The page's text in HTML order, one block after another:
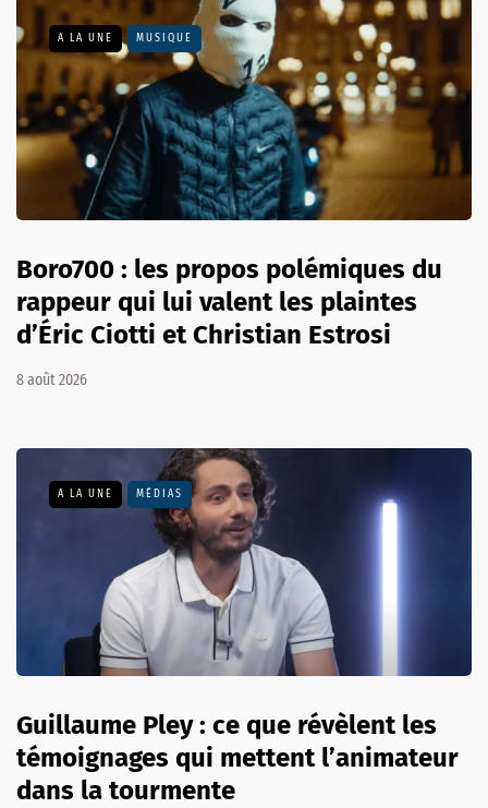
A LA UNE MUSIQUE
Boro700 : les propos polémiques du
rappeur qui lui valent les plaintes
d’Éric Ciotti et Christian Estrosi
8 août 2026
A LA UNE MÉDIAS
Guillaume Pley : ce que révèlent les
témoignages qui mettent l’animateur
dans la tourmente